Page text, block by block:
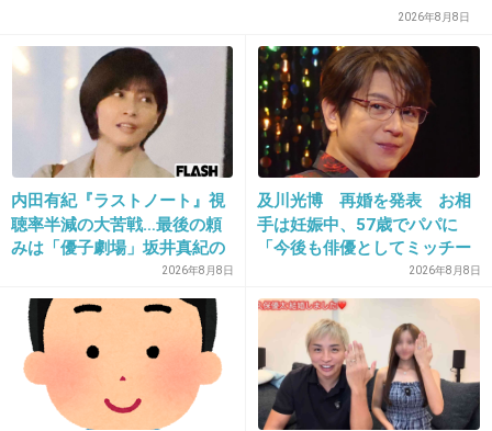
2014/09/27(土) 13:35:01
ブログでいう必要ないと思うけど
+42 -48
無知ですいません前置胎盤はじめて知った。
何ごともなく産まれてくるって本当に奇跡なん
だね
2026年8月8日
内田有紀『ラストノート』視
聴率半減の大苦戦…最後の頼
みは「優子劇場」坂井真紀の
“猟奇的演技” が救いの神にな
るか
2026年8月8日
及川光博 再婚を発表 お相
手は妊娠中、57歳でパパに
「今後も俳優としてミッチー
2026年8月8日